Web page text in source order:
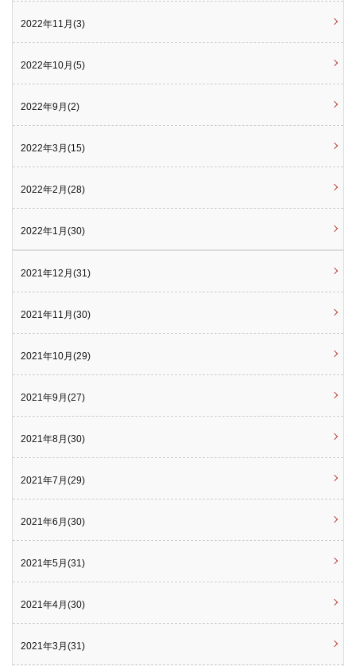
2022年11月(3)
2022年10月(5)
2022年9月(2)
2022年3月(15)
2022年2月(28)
2022年1月(30)
2021年12月(31)
2021年11月(30)
2021年10月(29)
2021年9月(27)
2021年8月(30)
2021年7月(29)
2021年6月(30)
2021年5月(31)
2021年4月(30)
2021年3月(31)